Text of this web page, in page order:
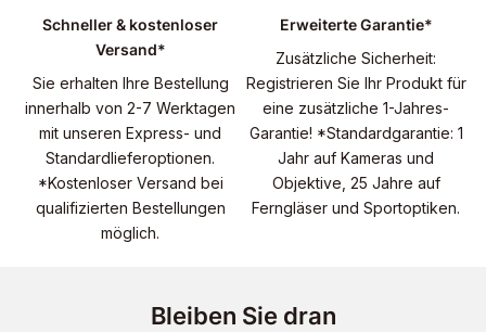
Schneller & kostenloser
Versand*
Sie erhalten Ihre Bestellung
innerhalb von 2-7 Werktagen
mit unseren Express- und
Standardlieferoptionen.
*Kostenloser Versand bei
qualifizierten Bestellungen
möglich.
Erweiterte Garantie*
Zusätzliche Sicherheit:
Registrieren Sie Ihr Produkt für
eine zusätzliche 1-Jahres-
Garantie! *Standardgarantie: 1
Jahr auf Kameras und
Objektive, 25 Jahre auf
Ferngläser und Sportoptiken.
Bleiben Sie dran